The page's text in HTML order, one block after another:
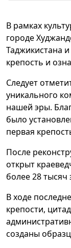
В рамках
городе
Таджикистана
крепость и
Следует
уникального
нашей эры.
было
первая
После
открыт
более 28 тысяч
В ходе
крепости,
созданы